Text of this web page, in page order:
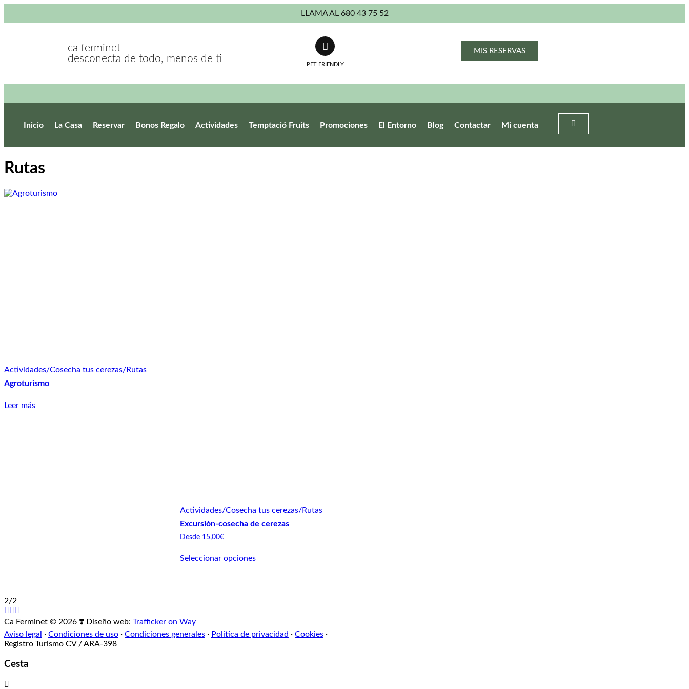
LLAMA AL 680 43 75 52
ca ferminet
desconecta de todo, menos de ti
PET FRIENDLY
MIS RESERVAS
Inicio La Casa Reservar Bonos Regalo Actividades Temptació Fruits Promociones El Entorno Blog Contactar Mi cuenta
Rutas
Actividades/Cosecha tus cerezas/Rutas
Agroturismo
Leer más
Actividades/Cosecha tus cerezas/Rutas
Excursión-cosecha de cerezas
Desde 15,00€
Seleccionar opciones
2/2
Ca Ferminet © 2026 ❣️ Diseño web: Trafficker on Way
Aviso legal
· Condiciones de uso · Condiciones generales · Política de privacidad · Cookies ·
Registro Turismo CV / ARA-398
Cesta